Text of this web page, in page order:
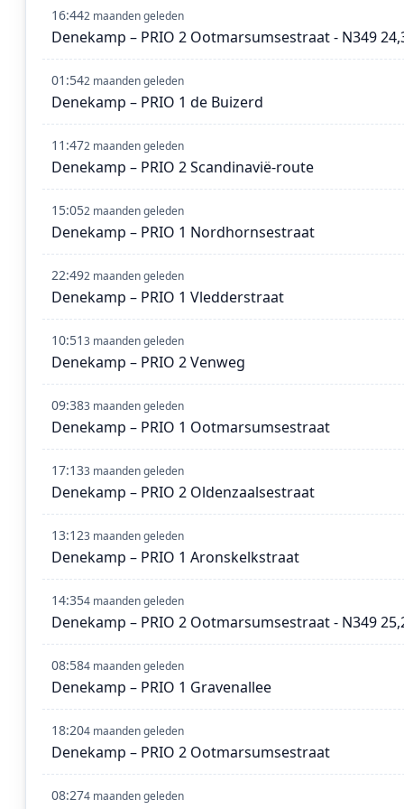
16:442 maanden geleden
Denekamp – PRIO 2 Ootmarsumsestraat - N349
01:542 maanden geleden
Denekamp – PRIO 1 de Buizerd
11:472 maanden geleden
Denekamp – PRIO 2 Scandinavië-route
15:052 maanden geleden
Denekamp – PRIO 1 Nordhornsestraat
22:492 maanden geleden
Denekamp – PRIO 1 Vledderstraat
10:513 maanden geleden
Denekamp – PRIO 2 Venweg
09:383 maanden geleden
Denekamp – PRIO 1 Ootmarsumsestraat
17:133 maanden geleden
Denekamp – PRIO 2 Oldenzaalsestraat
13:123 maanden geleden
Denekamp – PRIO 1 Aronskelkstraat
14:354 maanden geleden
Denekamp – PRIO 2 Ootmarsumsestraat - N349
08:584 maanden geleden
Denekamp – PRIO 1 Gravenallee
18:204 maanden geleden
Denekamp – PRIO 2 Ootmarsumsestraat
08:274 maanden geleden